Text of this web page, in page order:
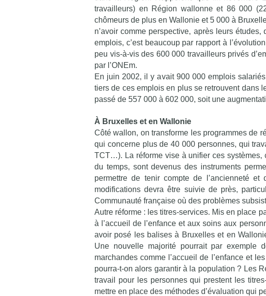
travailleurs) en Région wallonne et 86 000
chômeurs de plus en Wallonie et 5 000 à
n’avoir comme perspective, après leurs
emplois, c’est beaucoup par rapport à
peu vis-à-vis des 600 000 travailleurs privés
par l’ONEm.
En juin 2002, il y avait 900 000 emplois
tiers de ces emplois en plus se retrouvent dans
passé de 557 000 à 602 000, soit une
À Bruxelles et en Wallonie
Côté wallon, on transforme les programmes de
qui concerne plus de 40 000 personnes, qui
TCT…). La réforme vise à unifier ces systèmes,
du temps, sont devenus des instruments
permettre de tenir compte de l’ancienneté et
modifications devra être suivie de près,
Communauté française où des problèmes
Autre réforme : les titres-services. Mis en place
à l’accueil de l’enfance et aux soins aux
avoir posé les balises à Bruxelles et en
Une nouvelle majorité pourrait par exemple
marchandes comme l’accueil de l’enfance et
pourra-t-on alors garantir à la population ? Les
travail pour les personnes qui prestent les
mettre en place des méthodes d’évaluation qui